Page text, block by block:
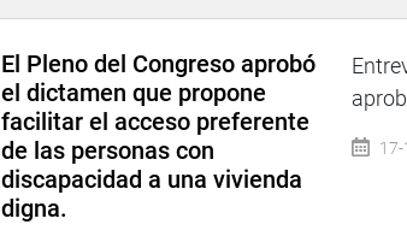
El Pleno del Congreso aprobó
el dictamen que propone
facilitar el acceso preferente
de las personas con
discapacidad a una vivienda
digna.